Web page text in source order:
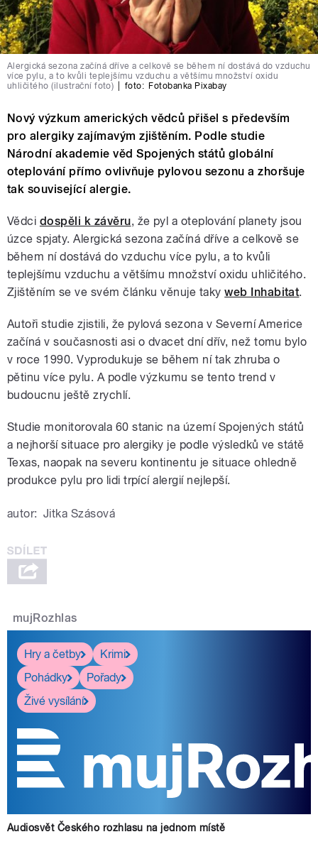
Alergická sezona začíná dříve a celkově se během ní dostává do vzduchu
více pylu, a to kvůli teplejšímu vzduchu a většímu množství oxidu
uhličitého (ilustrační foto)
foto: Fotobanka Pixabay
Nový výzkum amerických vědců přišel s především
pro alergiky zajímavým zjištěním. Podle studie
Národní akademie věd Spojených států globální
oteplování přímo ovlivňuje pylovou sezonu a zhoršuje
tak související alergie.
Vědci dospěli k závěru, že pyl a oteplování planety jsou
úzce spjaty. Alergická sezona začíná dříve a celkově se
během ní dostává do vzduchu více pylu, a to kvůli
teplejšímu vzduchu a většímu množství oxidu uhličitého.
Zjištěním se ve svém článku věnuje takyweb Inhabitat.
Autoři studie zjistili, že pylová sezona v Severní Americe
začíná v současnosti asi o dvacet dní dřív, než tomu bylo
v roce 1990. Vyprodukuje se během ní tak zhruba o
pětinu více pylu. A podle výzkumu se tento trend v
budoucnu ještě zrychlí.
Studie monitorovala 60 stanic na území Spojených států
a nejhorší situace pro alergiky je podle výsledků ve státě
Texas, naopak na severu kontinentu je situace ohledně
produkce pylu pro lidi trpící alergií nejlepší.
autor: Jitka Szásová
mujRozhlas
Hry a četby
Krimi
Pohádky
Pořady
Živé vysílání
Audiosvět Českého rozhlasu na jednom místě